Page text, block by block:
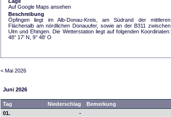
Auf Google Maps ansehen
Beschreibung
Öpfingen liegt im Alb-Donau-Kreis, am Südrand der mittleren
Flächenalb am nördlichen Donauufer, sowie an der B311 zwischen
Ulm und Ehingen. Die Wetterstation liegt auf folgenden Koordinaten:
48° 17' N, 9° 48' O
< Mai 2026
Juni 2026
Tag Niederschlag Bemerkung
01.
-